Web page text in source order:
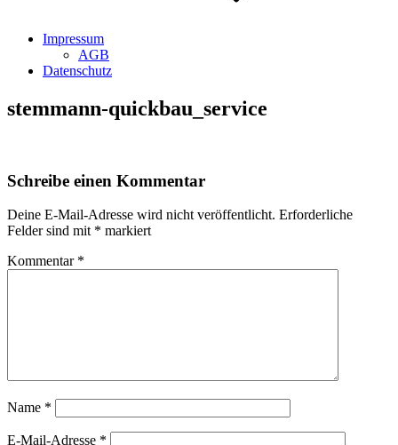
Impressum
AGB
Datenschutz
stemmann-quickbau_service
Schreibe einen Kommentar
Deine E-Mail-Adresse wird nicht veröffentlicht. Erforderliche
Felder sind mit * markiert
Kommentar *
Name *
E-Mail-Adresse *